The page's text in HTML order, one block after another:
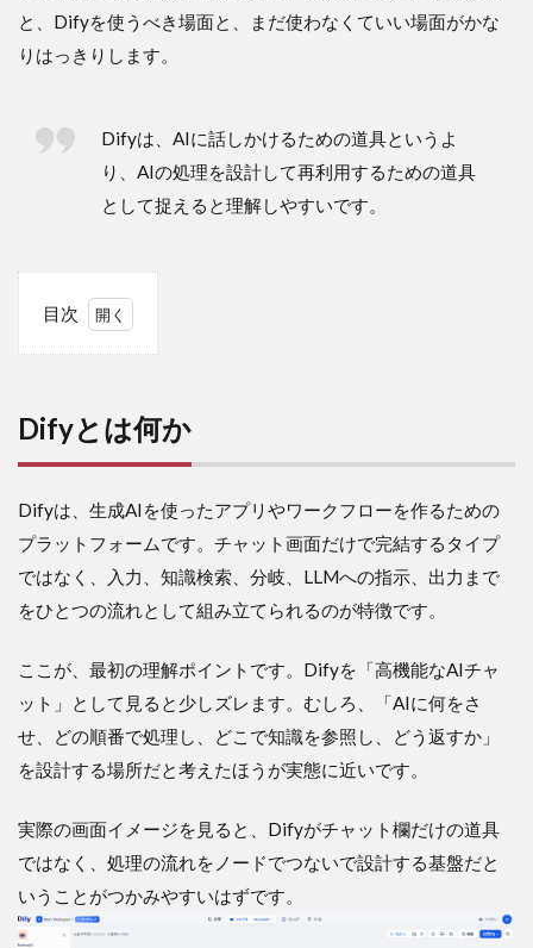
と、Difyを使うべき場面と、まだ使わなくていい場面がかな
りはっきりします。
Difyは、AIに話しかけるための道具というよ
り、AIの処理を設計して再利用するための道具
として捉えると理解しやすいです。
目次
は
何
か
2
Dify
の読
み方
「デ
ィ
ー」
と
「デ
ァ
3
Dify
で
で
Difyとは何か
Difyは、生成AIを使ったアプリやワークフローを作るための
プラットフォームです。チャット画面だけで完結するタイプ
ではなく、入力、知識検索、分岐、LLMへの指示、出力まで
をひとつの流れとして組み立てられるのが特徴です。
ここが、最初の理解ポイントです。Difyを「高機能なAIチャ
ット」として見ると少しズレます。むしろ、「AIに何をさ
せ、どの順番で処理し、どこで知識を参照し、どう返すか」
を設計する場所だと考えたほうが実態に近いです。
実際の画面イメージを見ると、Difyがチャット欄だけの道具
ではなく、処理の流れをノードでつないで設計する基盤だと
いうことがつかみやすいはずです。